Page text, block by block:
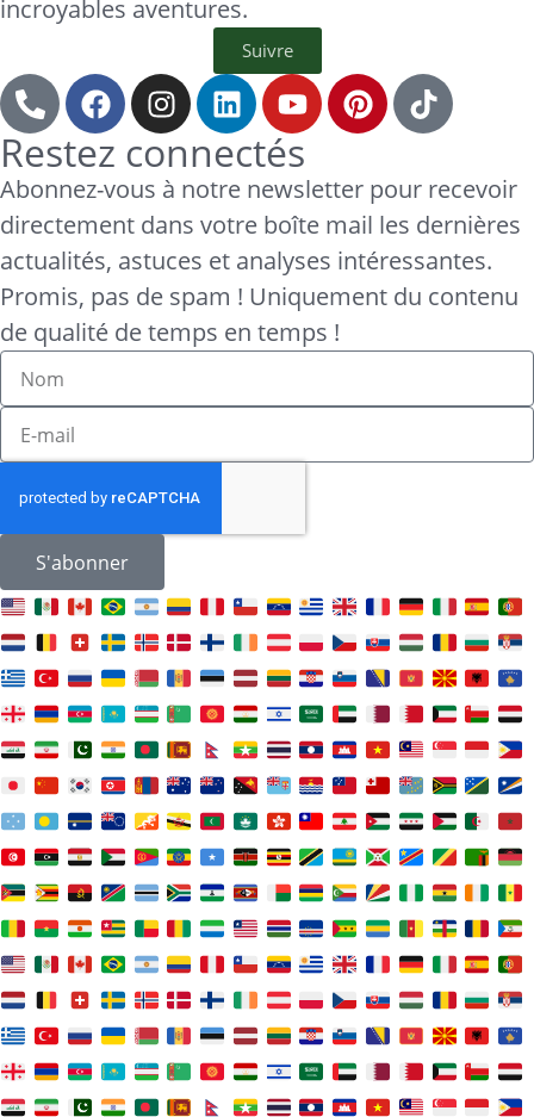
incroyables aventures.
Suivre
Restez connectés
Abonnez-vous à notre newsletter pour recevoir
directement dans votre boîte mail les dernières
actualités, astuces et analyses intéressantes.
Promis, pas de spam ! Uniquement du contenu
de qualité de temps en temps !
S'abonner